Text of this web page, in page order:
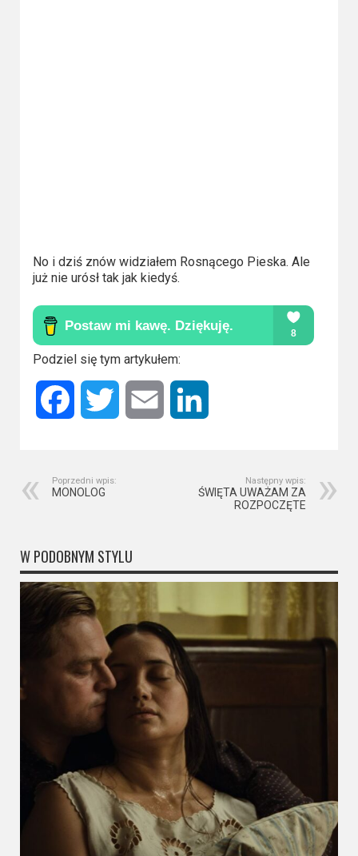
2020
2019
2018
2016
2017
No i dziś znów widziałem Rosnącego Pieska. Ale
już nie urósł tak jak kiedyś.
Podziel się tym artykułem:
Facebook Twitter Email
Poprzedni wpis:
MONOLOG
Następny wpis:
ŚWIĘTA UWAŻAM ZA
ROZPOCZĘTE
W PODOBNYM STYLU